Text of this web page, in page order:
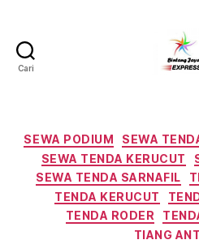
Cari
SEWA PODIUM SEWA
SEWA TENDA KERUCUT
SEWA TENDA SARNAFIL
TENDA KERUCUT
TENDA RODER
TIANG